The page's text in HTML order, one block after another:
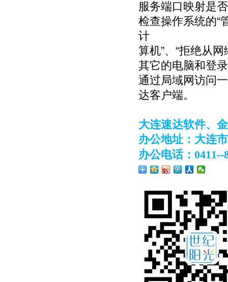
服务端口映射是
检查操作系统的“
计
算机”、“拒绝从
其它的电脑和登
通过局域网访问
达客户端。
大连速达软件、
办公地址：大连
办公电话： 0411--